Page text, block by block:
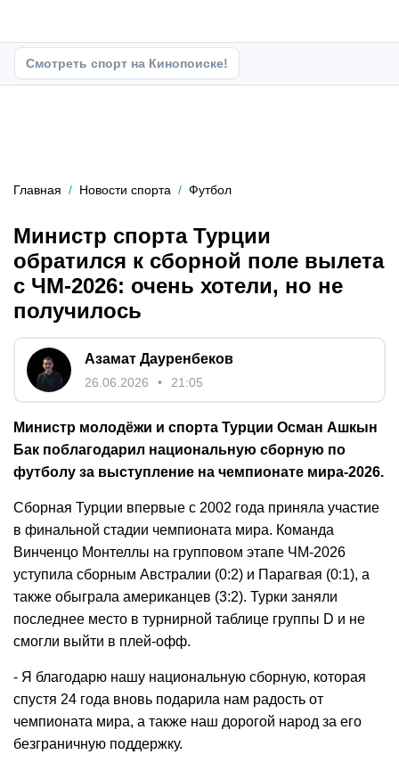
Смотреть спорт на Кинопоиске!
Главная Новости спорта Футбол
Министр спорта Турции
обратился к сборной поле вылета
с ЧМ‑2026: очень хотели, но не
получилось
Азамат Дауренбеков
26.06.2026 21:05
Министр молодёжи и спорта Турции Осман Ашкын
Бак поблагодарил национальную сборную по
футболу за выступление на чемпионате мира‑2026.
Сборная Турции впервые с 2002 года приняла участие
в финальной стадии чемпионата мира. Команда
Винченцо Монтеллы на групповом этапе ЧМ‑2026
уступила сборным Австралии (0:2) и Парагвая (0:1), а
также обыграла американцев (3:2). Турки заняли
последнее место в турнирной таблице группы D и не
смогли выйти в плей‑офф.
- Я благодарю нашу национальную сборную, которая
спустя 24 года вновь подарила нам радость от
чемпионата мира, а также наш дорогой народ за его
безграничную поддержку.